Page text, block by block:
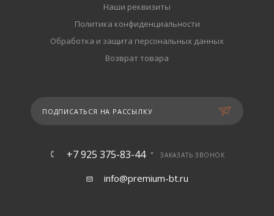
Наши реквизиты
Политика конфиденциальности
Обработка и защита персональных данных
Возврат товара
ПОДПИСАТЬСЯ НА РАССЫЛКУ
+7 925 375-83-44 ЗАКАЗАТЬ ЗВОНОК
info@premium-bt.ru